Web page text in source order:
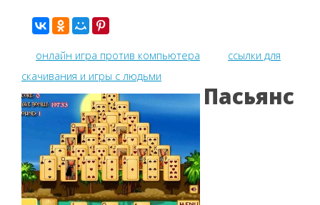
онлайн игра против компьютера
ссылки для
скачивания и игры с людьми
Пасьянс